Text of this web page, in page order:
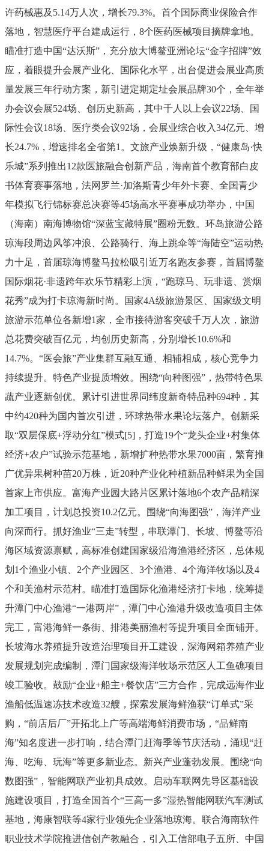
许药械惠及 5.14万人次，增长79.3%。首个国际商业保险合作
落地，智慧医疗平台建成运行， 8个医药医械项目摘牌拿地。
瞄准打造中国“达沃斯” ，充分放大博鳌亚洲论坛“金字招牌”效
应，着眼提升会展产业化、国际化水平，出台促进会展业高质
量发展三年行动方案，新引进定期定址会展品牌30个， 全年举
办会议会展524场、创历史新高，其中千人以上会议22场、国
际性会议18场、医疗类会议92场，会展业综合收入34亿元、增
长24.7% ，增速排名全省第1 。文旅产业焕新升级， “健康岛·快
乐城”系列推出12款医旅融合创新产品，海南首个教育部白皮
书体育赛事落地，法网罗兰·加洛斯青少年外卡赛、全国青少
年模拟飞行锦标赛总决赛等45场高水平赛事成功举办，中国
（海南）南海博物馆“深蓝宝藏特展”圈粉无数。环岛旅游公路
琼海段周边风筝冲浪、公路骑行、海上跳伞等“海陆空”运动热
力十足，首届琼海博鳌马拉松吸引近万名跑友参赛，首届博鳌
国际烟花·非遗跨年欢乐节精彩上演， “跑琼马、玩非遗、赏烟
花秀”成为打卡琼海新时尚。 国家4A级旅游景区、国家级文明
旅游示范单位各新增1家，全市接待游客突破千万人次，旅游
总花费突破百亿元，均创历史新高，分别增长10.6%和
14.7%。 “医会旅”产业集群互融互通、相辅相成，核心竞争力
持续提升。 特色产业提质增效。 围绕“向种图强” ，热带特色果
蔬产业逐新创优。累计引进世界同纬度新奇特品种694种，其
中约420种为国内首次引进，环球热带水果论坛落户。创新采
取“双层保底+浮动分红”模式[5] ，打造19个“龙头企业+村集体
经济+农户”试验示范基地， 新增扩种热带水果7000亩，繁育推
广优异果树种苗20万株，近20种产业化种植新品种鲜果为全国
首家上市供应。富海产业园大路片区累计落地6个农产品精深
加工项目，计划总投资10.2亿元。围绕“向海图强” ，海洋产业
向深而行。抓好渔业“三走”转型，串联潭门、长坡、博鳌等沿
海区域资源禀赋，高标准创建国家级沿海渔港经济区，总体规
划 1个渔业小镇、 2个产业园区、 3个渔港、 4个海洋牧场以及4
个和美渔村示范村。瞄准打造国际化渔港经济打卡地，统筹提
升潭门中心渔港“一港两岸” ，潭门中心渔港升级改造项目主体
完工，富港海鲜一条街、排港美丽渔村等提升项目全面铺开。
长坡海水养殖提升改造治理项目开工建设， 深海网箱养殖产业
发展规划完成编制，潭门国家级海洋牧场示范区人工鱼礁项目
竣工验收。鼓励“企业+船主+餐饮店”三方合作，完成远海作业
渔船低温速冻技术改造32艘，探索发展海鲜渔获“订单式”采
购， “前店后厂”开拓北上广等高端海鲜消费市场， “品鲜南
海”知名度进一步打响，结合潭门赶海季等节庆活动，涌现“赶
海、吃海、玩海”等更多新业态。 新兴产业蓬勃发展。 围绕“向
数图强” ，智能网联产业初具成效。启动车联网先导区基础设
施建设项目，打造全国首个“三高一多”湿热智能网联汽车测试
基地，海康智联等4家行业领先企业落地琼海。联合海南软件
职业技术学院推进信创产教融合，引入工信部电子五所、中国